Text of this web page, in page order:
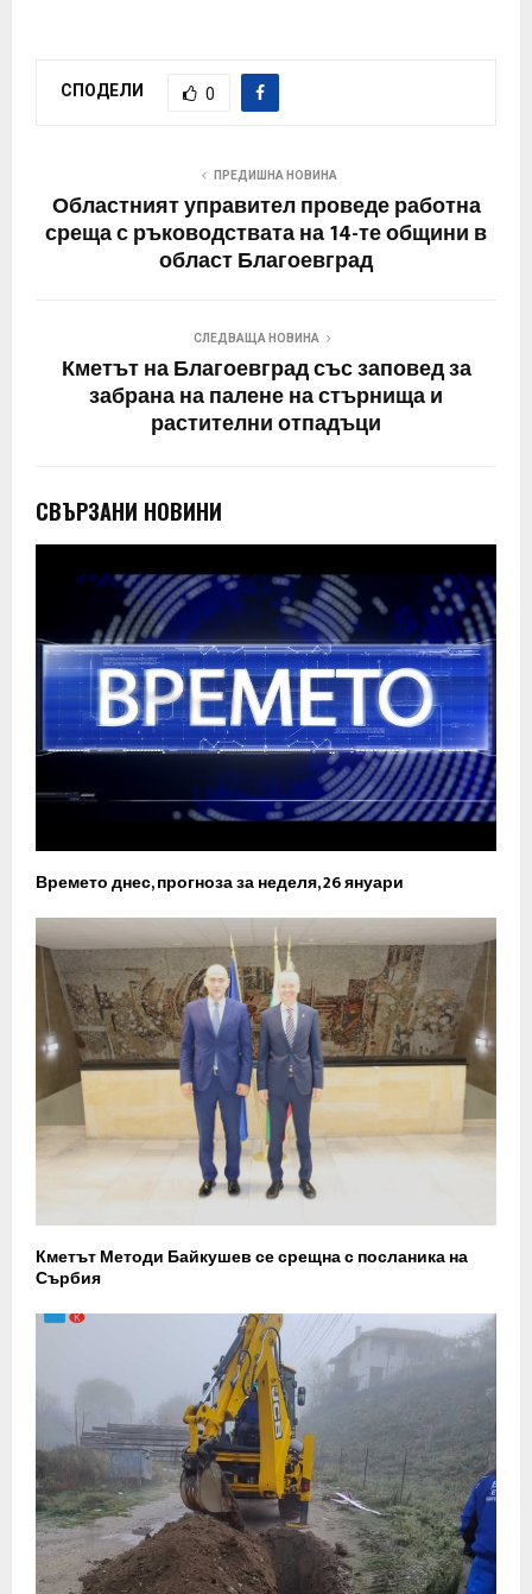
СПОДЕЛИ 0
ПРЕДИШНА НОВИНА
Областният управител проведе работна
среща с ръководствата на 14-те общини в
област Благоевград
СЛЕДВАЩА НОВИНА
Кметът на Благоевград със заповед за
забрана на палене на стърнища и
растителни отпадъци
СВЪРЗАНИ НОВИНИ
Времето днес, прогноза за неделя, 26 януари
Кметът Методи Байкушев се срещна с посланика на
Сърбия